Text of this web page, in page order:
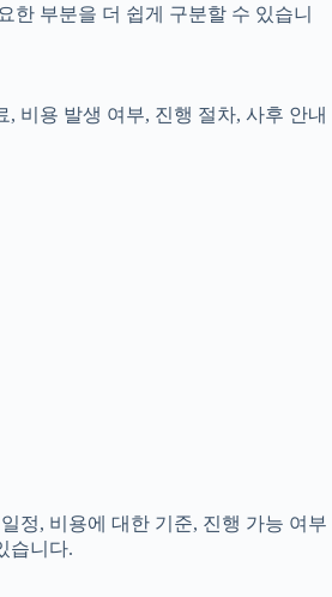
한 부분을 더 쉽게 구분할 수 있습니
비용 발생 여부, 진행 절차, 사후 안내
정, 비용에 대한 기준, 진행 가능 여부
습니다.